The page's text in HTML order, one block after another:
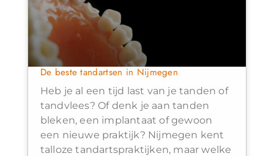
De beste tandartsen in Nijmegen
Heb je al een tijd last van je tanden of
tandvlees? Of denk je aan tanden
bleken, een implantaat of gewoon
een nieuwe praktijk? Nijmegen kent
talloze tandartspraktijken, maar welke